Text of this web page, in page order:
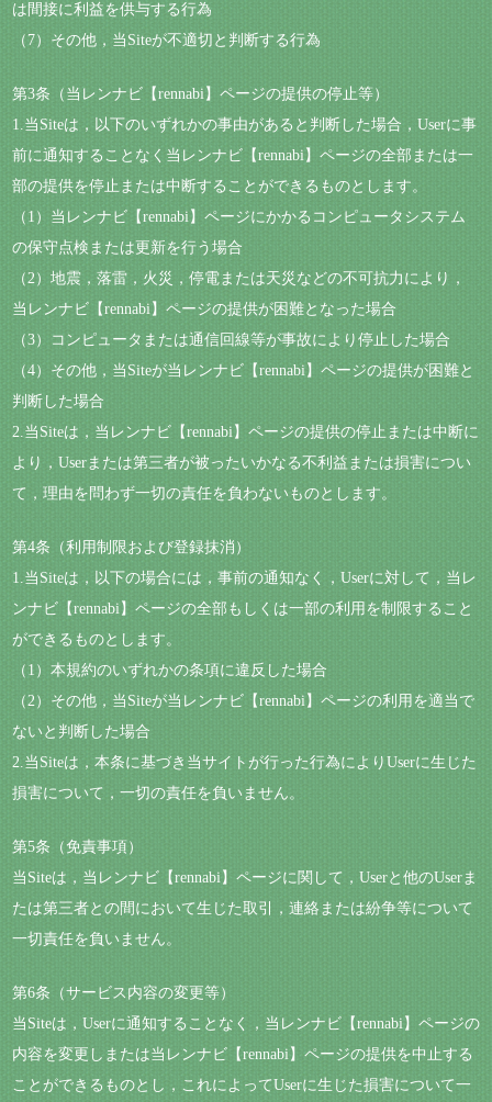
は間接に利益を供与する行為
（7）その他，当Siteが不適切と判断する行為
第3条（当レンナビ【rennabi】ページの提供の停止等）
1.当Siteは，以下のいずれかの事由があると判断した場合，Userに事
前に通知することなく当レンナビ【rennabi】ページの全部または一
部の提供を停止または中断することができるものとします。
（1）当レンナビ【rennabi】ページにかかるコンピュータシステム
の保守点検または更新を行う場合
（2）地震，落雷，火災，停電または天災などの不可抗力により，
当レンナビ【rennabi】ページの提供が困難となった場合
（3）コンピュータまたは通信回線等が事故により停止した場合
（4）その他，当Siteが当レンナビ【rennabi】ページの提供が困難と
判断した場合
2.当Siteは，当レンナビ【rennabi】ページの提供の停止または中断に
より，Userまたは第三者が被ったいかなる不利益または損害につい
て，理由を問わず一切の責任を負わないものとします。
第4条（利用制限および登録抹消）
1.当Siteは，以下の場合には，事前の通知なく，Userに対して，当レ
ンナビ【rennabi】ページの全部もしくは一部の利用を制限すること
ができるものとします。
（1）本規約のいずれかの条項に違反した場合
（2）その他，当Siteが当レンナビ【rennabi】ページの利用を適当で
ないと判断した場合
2.当Siteは，本条に基づき当サイトが行った行為によりUserに生じた
損害について，一切の責任を負いません。
第5条（免責事項）
当Siteは，当レンナビ【rennabi】ページに関して，Userと他のUserま
たは第三者との間において生じた取引，連絡または紛争等について
一切責任を負いません。
第6条（サービス内容の変更等）
当Siteは，Userに通知することなく，当レンナビ【rennabi】ページの
内容を変更しまたは当レンナビ【rennabi】ページの提供を中止する
ことができるものとし，これによってUserに生じた損害について一